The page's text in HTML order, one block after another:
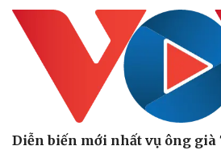
Diễn biến mới nhất vụ ông già